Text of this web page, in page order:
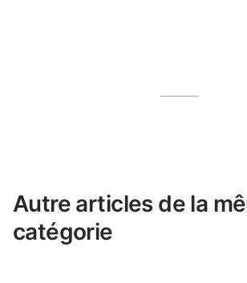
Autre articles de la
catégorie